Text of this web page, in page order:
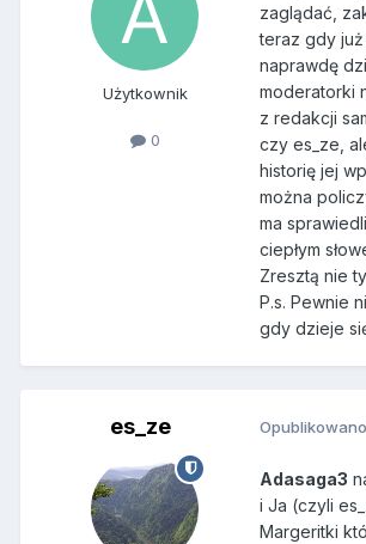
Użytkownik
0
zaglądać,
teraz gdy
naprawdę
moderatorki
z redakcji
czy es_ze,
historię jej
można
ma
ciepłym
Zresztą nie
P.s. Pewnie
gdy dzieje
es_ze Opublikowano
Adasaga3
i Ja (czyli
Margeritki